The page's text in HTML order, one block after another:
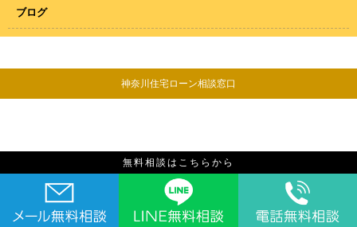
ブログ
神奈川住宅ローン相談窓口
無料相談はこちらから